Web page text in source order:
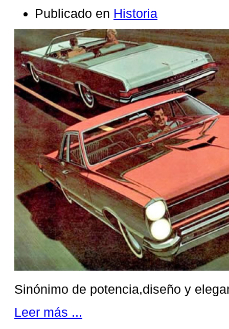
Publicado en Historia
Sinónimo de potencia,diseño y
Leer más ...